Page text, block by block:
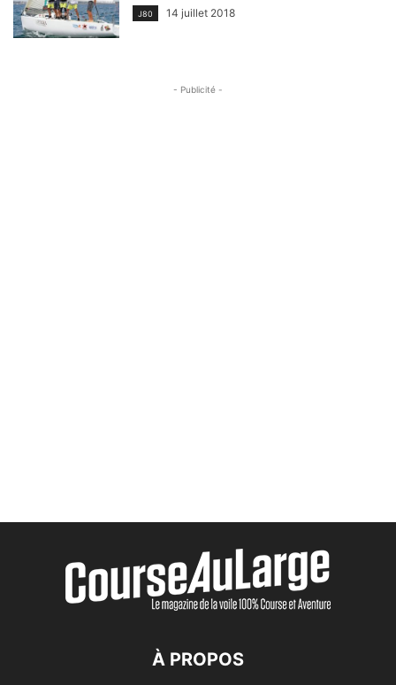
J80 14 juillet 2018
- Publicité -
À PROPOS